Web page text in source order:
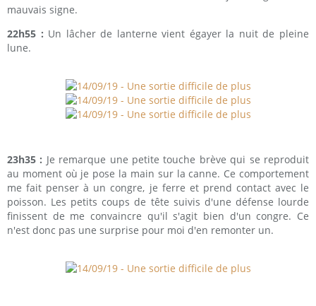
mauvais signe.
22h55 : Un lâcher de lanterne vient égayer la nuit de pleine
lune.
23h35 : Je remarque une petite touche brève qui se reproduit
au moment où je pose la main sur la canne. Ce comportement
me fait penser à un congre, je ferre et prend contact avec le
poisson. Les petits coups de tête suivis d'une défense lourde
finissent de me convaincre qu'il s'agit bien d'un congre. Ce
n'est donc pas une surprise pour moi d'en remonter un.